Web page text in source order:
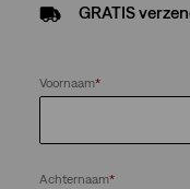
GRATIS
Voornaam*
Achternaam*